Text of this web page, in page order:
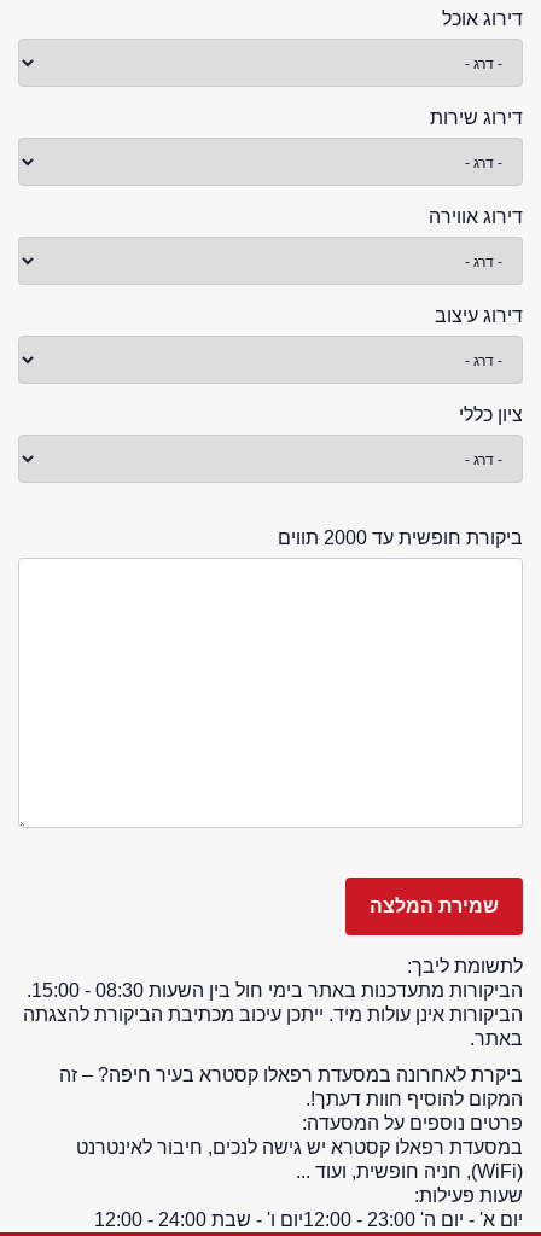
דירוג אוכל
דירוג שירות
דירוג אווירה
דירוג עיצוב
ציון כללי
ביקורת חופשית עד 2000 תווים
לתשומת ליבך:
הביקורות מתעדכנות באתר בימי חול בין השעות 08:30 - 15:00.
הביקורות אינן עולות מיד. ייתכן עיכוב מכתיבת הביקורת להצגתה
באתר.
ביקרת לאחרונה במסעדת רפאלו קסטרא בעיר חיפה? – זה
המקום להוסיף חוות דעתך!.
פרטים נוספים על המסעדה:
במסעדת רפאלו קסטרא יש גישה לנכים, חיבור לאינטרנט
(WiFi), חניה חופשית, ועוד ...
שעות פעילות:
יום א' - יום ה' 23:00 - 12:00
יום ו' - שבת 24:00 - 12:00